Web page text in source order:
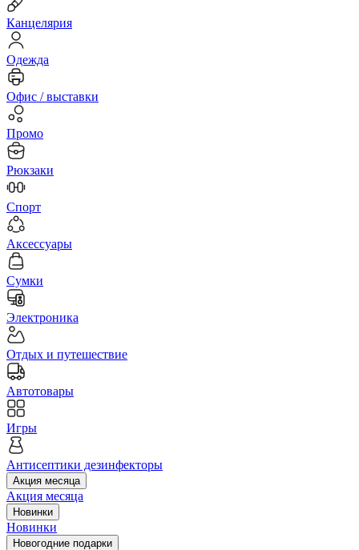
Канцелярия
Одежда
Офис / выставки
Промо
Рюкзаки
Спорт
Аксессуары
Сумки
Электроника
Отдых и путешествие
Автотовары
Игры
Антисептики дезинфекторы
Акция месяца
Акция месяца
Новинки
Новинки
Новогодние подарки